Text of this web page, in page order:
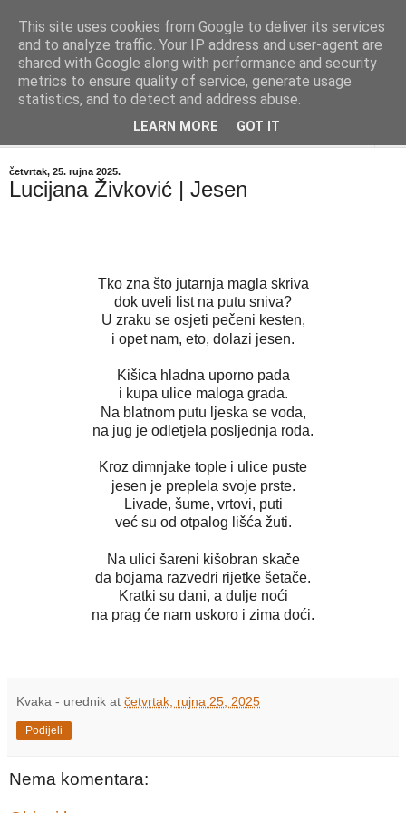
"Kvaka"
Časopis za književnost ISSN 2459-5632
četvrtak, 25. rujna 2025.
Lucijana Živković | Jesen
Tko zna što jutarnja magla skriva
dok uveli list na putu sniva?
U zraku se osjeti pečeni kesten,
i opet nam, eto, dolazi jesen.
Kišica hladna uporno pada
i kupa ulice maloga grada.
Na blatnom putu ljeska se voda,
na jug je odletjela posljednja roda.
Kroz dimnjake tople i ulice puste
jesen je preplela svoje prste.
Livade, šume, vrtovi, puti
već su od otpalog lišća žuti.
Na ulici šareni kišobran skače
da bojama razvedri rijetke šetače.
Kratki su dani, a dulje noći
na prag će nam uskoro i zima doći.
Kvaka - urednik at četvrtak, rujna 25, 2025
Podijeli
Nema komentara:
This site uses cookies from Google to deliver its services
and to analyze traffic. Your IP address and user-agent are
shared with Google along with performance and security
metrics to ensure quality of service, generate usage
statistics, and to detect and address abuse.
LEARN MORE GOT IT